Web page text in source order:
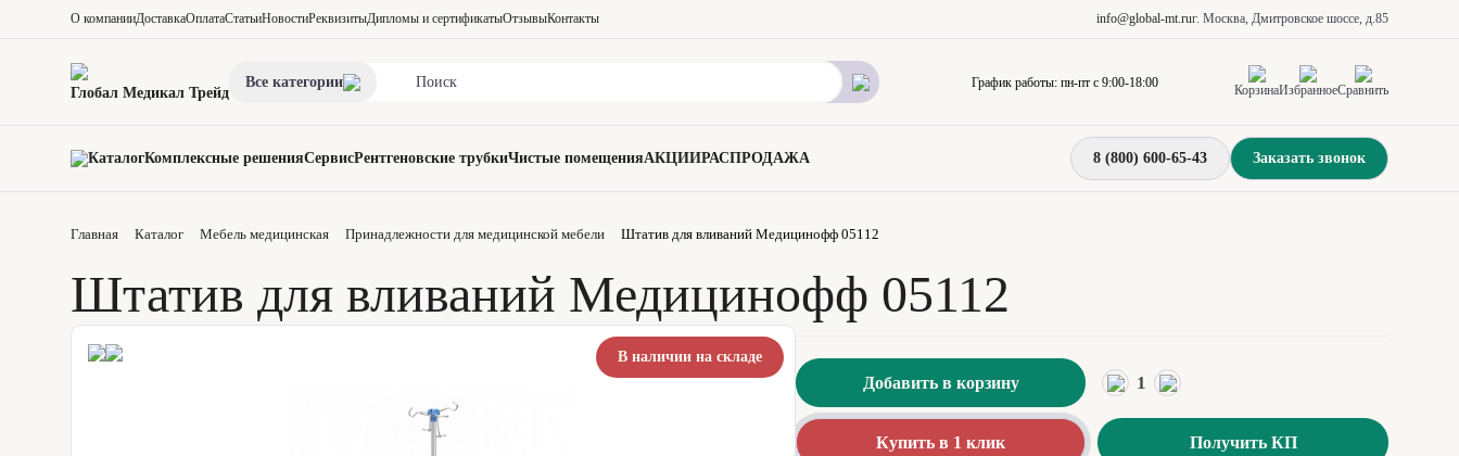
О компанииДоставкаОплатаСтатьиНовостиРеквизитыДипломы и сертификатыОтзывыКонтакты info@global-mt.ruг. Москва, Дмитровское шоссе, д.85
Глобал Медикал Трейд
Все категории График работы: пн-пт с 9:00-18:00
КорзинаИзбранноеСравнить
КаталогКомплексные решенияСервисРентгеновские трубкиЧистые помещенияАКЦИИРАСПРОДАЖА 8 (800) 600-65-43 Заказать звонок
Главная Каталог Мебель медицинская Принадлежности для медицинской мебели Штатив для вливаний Медицинофф 05112
Штатив для вливаний Медицинофф 05112
В наличии на складе
Добавить в корзину 1
Купить в 1 клик Получить КП